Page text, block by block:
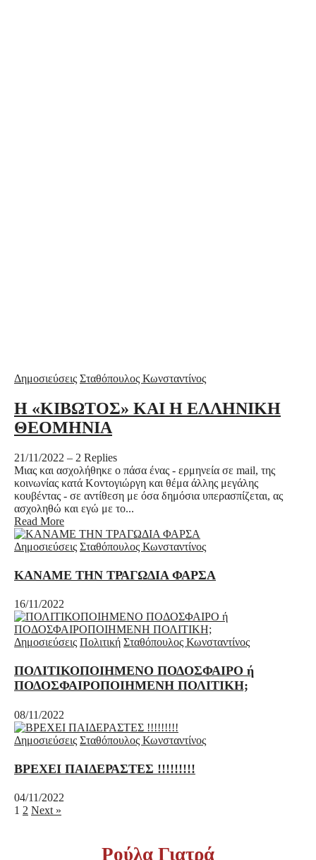
Δημοσιεύσεις Σταθόπουλος Κωνσταντίνος
Η «ΚΙΒΩΤΟΣ» ΚΑΙ Η ΕΛΛΗΝΙΚΗ
ΘΕΟΜΗΝΙΑ
21/11/2022 – 2 Replies
Μιας και ασχολήθηκε ο πάσα ένας - ερμηνεία σε mail, της
κοινωνίας κατά Κοντογιώργη και θέμα άλλης μεγάλης
κουβέντας - σε αντίθεση με όσα δημόσια υπερασπίζεται, ας
ασχοληθώ και εγώ με το...
Read More
Δημοσιεύσεις Σταθόπουλος Κωνσταντίνος
ΚΑΝΑΜΕ ΤΗΝ ΤΡΑΓΩΔΙΑ ΦΑΡΣΑ
16/11/2022
Δημοσιεύσεις Πολιτική Σταθόπουλος Κωνσταντίνος
ΠΟΛΙΤΙΚΟΠΟΙΗΜΕΝΟ ΠΟΔΟΣΦΑΙΡΟ ή
ΠΟΔΟΣΦΑΙΡΟΠΟΙΗΜΕΝΗ ΠΟΛΙΤΙΚΗ;
08/11/2022
Δημοσιεύσεις Σταθόπουλος Κωνσταντίνος
ΒΡΕΧΕΙ ΠΑΙΔΕΡΑΣΤΕΣ !!!!!!!!!
04/11/2022
1 2 Next »
Ρούλα Γιατρά